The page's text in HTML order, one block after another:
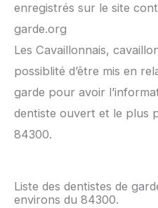
enregistrés sur le site
garde.org
Les Cavaillonnais,
possiblité d’être mis en
garde pour avoir
dentiste ouvert et le plus
84300.
Liste des dentistes de
environs du 84300.